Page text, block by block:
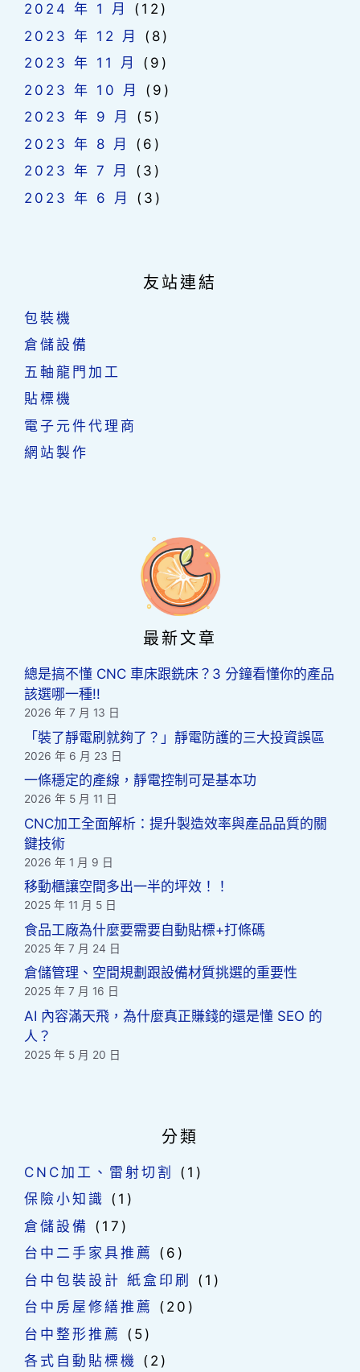
2024 年 1 月
(12)
2023 年 12 月
(8)
2023 年 11 月
(9)
2023 年 10 月
(9)
2023 年 9 月
(5)
2023 年 8 月
(6)
2023 年 7 月
(3)
2023 年 6 月
(3)
友站連結
包裝機
倉儲設備
五軸龍門加工
貼標機
電子元件代理商
網站製作
最新文章
總是搞不懂 CNC 車床跟銑床？3 分鐘看懂你的產品
該選哪一種!!
2026 年 7 月 13 日
「裝了靜電刷就夠了？」靜電防護的三大投資誤區
2026 年 6 月 23 日
一條穩定的產線，靜電控制可是基本功
2026 年 5 月 11 日
CNC加工全面解析：提升製造效率與產品品質的關
鍵技術
2026 年 1 月 9 日
移動櫃讓空間多出一半的坪效！！
2025 年 11 月 5 日
食品工廠為什麼要需要自動貼標+打條碼
2025 年 7 月 24 日
倉儲管理、空間規劃跟設備材質挑選的重要性
2025 年 7 月 16 日
AI 內容滿天飛，為什麼真正賺錢的還是懂 SEO 的
人？
2025 年 5 月 20 日
分類
CNC加工、雷射切割
(1)
保險小知識 (1)
倉儲設備
(17)
台中二手家具推薦
(6)
台中包裝設計 紙盒印刷
(1)
台中房屋修繕推薦
(20)
台中整形推薦
(5)
各式自動貼標機 (2)